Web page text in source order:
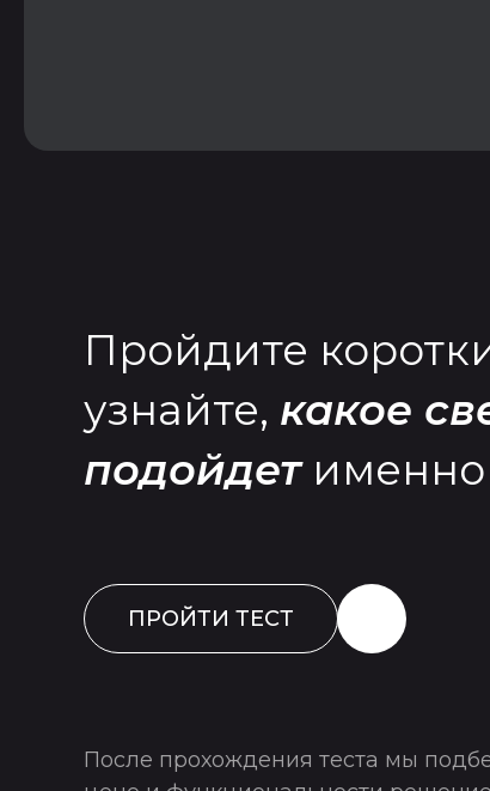
Пройдите
узнайте, какое
подойдетименно
ПРОЙТИ ТЕСТ
После прохождения теста мы